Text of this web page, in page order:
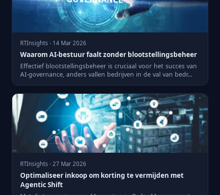
RTInsights · 14 Mar 2026
Waarom AI-bestuur faalt zonder blootstellingsbeheer
Effectief blootstellingsbeheer is cruciaal voor het succes van
AI-governance, anders vallen bedrijven in de val van bedr...
RTInsights · 27 Mar 2026
Optimaliseer inkoop om korting te vermijden met
Agentic Shift